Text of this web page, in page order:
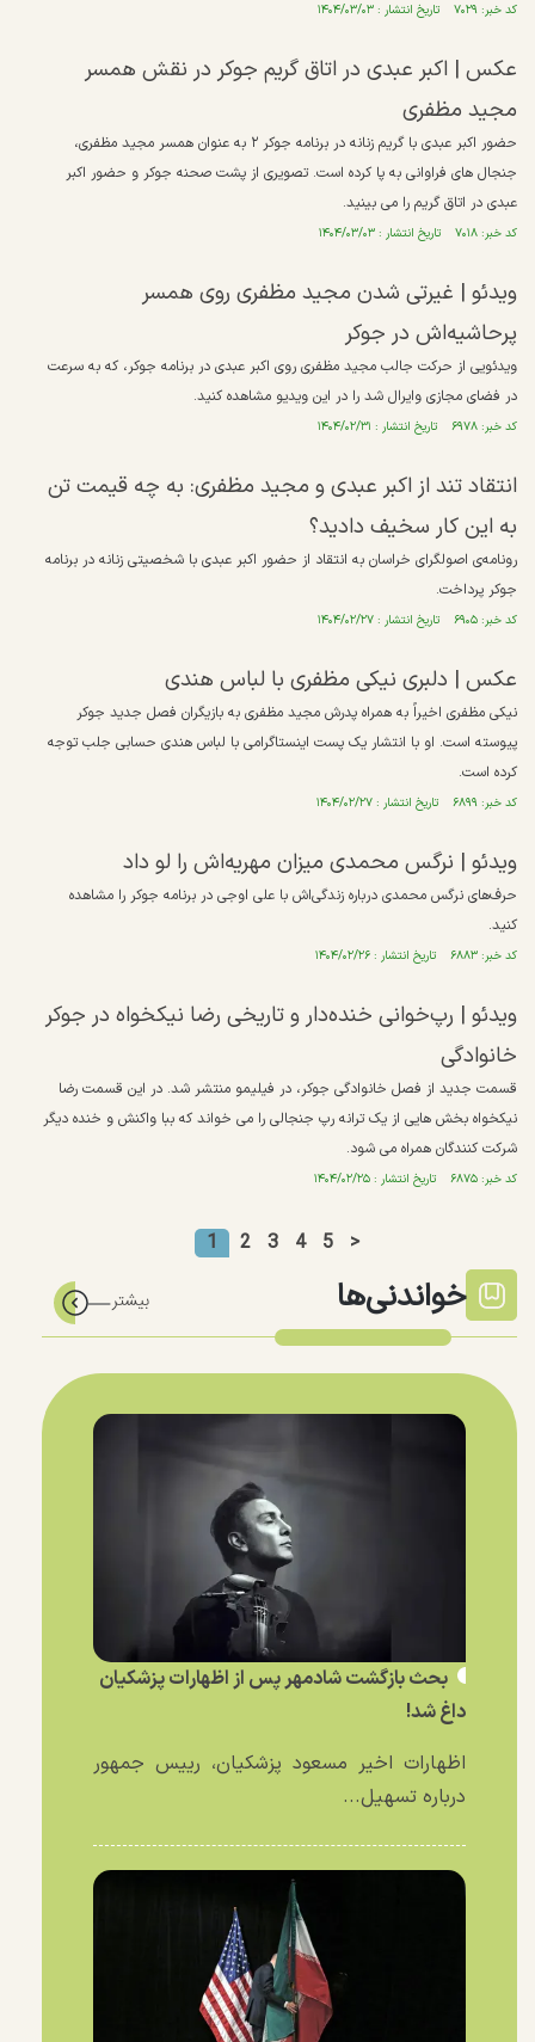
کد خبر: ۷۰۲۹ تاریخ انتشار : ۱۴۰۴/۰۳/۰۳
عکس | اکبر عبدی در اتاق گریم جوکر در نقش همسر
مجید مظفری
حضور اکبر عبدی با گریم زنانه در برنامه جوکر ۲ به عنوان همسر مجید مظفری،
جنجال های فراوانی به پا کرده است. تصویری از پشت صحنه جوکر و حضور اکبر
عبدی در اتاق گریم را می بینید.
کد خبر: ۷۰۱۸ تاریخ انتشار : ۱۴۰۴/۰۳/۰۳
ویدئو | غیرتی شدن مجید مظفری روی همسر
پرحاشیه‌اش در جوکر
ویدئویی از حرکت جالب مجید مظفری روی اکبر عبدی در برنامه جوکر، که به سرعت
در فضای مجازی وایرال شد را در این ویدیو مشاهده کنید.
کد خبر: ۶۹۷۸ تاریخ انتشار : ۱۴۰۴/۰۲/۳۱
انتقاد تند از اکبر عبدی و مجید مظفری: به چه قیمت تن
به این کار سخیف دادید؟
رونامه‌ی اصولگرای خراسان به انتقاد از حضور اکبر عبدی با شخصیتی زنانه در برنامه
جوکر پرداخت.
کد خبر: ۶۹۰۵ تاریخ انتشار : ۱۴۰۴/۰۲/۲۷
عکس | دلبری نیکی مظفری با لباس هندی
نیکی مظفری اخیراً به همراه پدرش مجید مظفری به بازیگران فصل جدید جوکر
پیوسته است. او با انتشار یک پست اینستاگرامی با لباس هندی حسابی جلب توجه
کرده است.
کد خبر: ۶۸۹۹ تاریخ انتشار : ۱۴۰۴/۰۲/۲۷
ویدئو | نرگس محمدی میزان مهریه‌اش را لو داد
حرف‌های نرگس محمدی درباره زندگی‌اش با علی اوجی در برنامه جوکر را مشاهده
کنید.
کد خبر: ۶۸۸۳ تاریخ انتشار : ۱۴۰۴/۰۲/۲۶
ویدئو |‌ رپ‌خوانی خنده‌دار و تاریخی رضا نیکخواه در جوکر
خانوادگی
قسمت جدید از فصل خانوادگی جوکر، در فیلیمو منتشر شد. در این قسمت رضا
نیکخواه بخش هایی از یک ترانه رپ جنجالی را می خواند که ببا واکنش و خنده دیگر
شرکت کنندگان همراه می شود.
کد خبر: ۶۸۷۵ تاریخ انتشار : ۱۴۰۴/۰۲/۲۵
1 2 3 4 5 >
خواندنی‌ها
بحث بازگشت شادمهر پس از اظهارات پزشکیان
داغ شد!
اظهارات اخیر مسعود پزشکیان، رییس جمهور
درباره تسهیل...